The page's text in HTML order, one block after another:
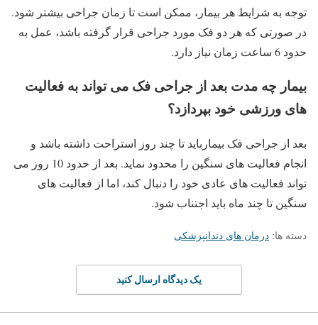
توجه به شرایط هر بیمار، ممکن است تا زمان جراحی بیشتر شود.
در صورتی که هر دو فک مورد جراحی قرار گرفته باشد، عمل به
حدود 6 ساعت زمان نیاز دارد.
بیمار چه مدت بعد از جراحی فک می تواند به فعالیت
های ورزشی خود بپردازد؟
بعد از جراحی فک بیمارباید تا چند روز استراحت داشته باشد و
انجام فعالیت های سنگین را محدود نماید. بعد از حدود 10 روز می
تواند فعالیت های عادی خود را دنبال کند، اما از فعالیت های
سنگین تا چند ماه باید اجتناب شود.
دسته ها: درمان های دندانپزشکی
یک دیدگاه ارسال کنید